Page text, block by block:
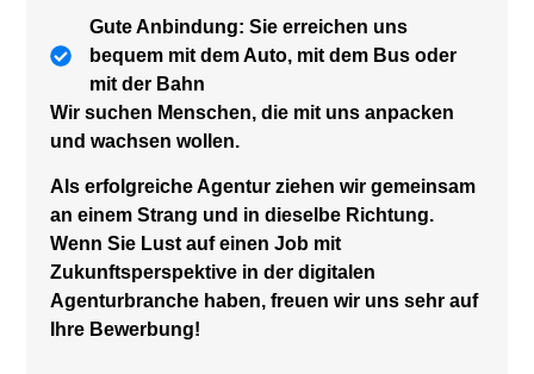
Gute Anbindung: Sie erreichen uns
bequem mit dem Auto, mit dem Bus oder
mit der Bahn
Wir suchen Menschen, die mit uns anpacken
und wachsen wollen.
Als erfolgreiche Agentur ziehen wir gemeinsam
an einem Strang und in dieselbe Richtung.
Wenn Sie Lust auf einen Job mit
Zukunftsperspektive in der digitalen
Agenturbranche haben, freuen wir uns sehr auf
Ihre Bewerbung!